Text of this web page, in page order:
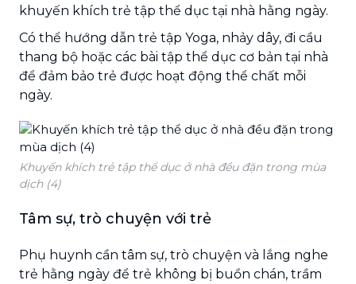
khuyến khích trẻ tập thể dục tại nhà hằng ngày.
Có thể hướng dẫn trẻ tập Yoga, nhảy dây, đi cầu
thang bộ hoặc các bài tập thể dục cơ bản tại nhà
để đảm bảo trẻ được hoạt động thể chất mỗi
ngày.
Khuyến khích trẻ tập thể dục ở nhà đều đặn trong mùa
dịch (4)
Tâm sự, trò chuyện với trẻ
Phụ huynh cần tâm sự, trò chuyện và lắng nghe
trẻ hằng ngày để trẻ không bị buồn chán, trầm